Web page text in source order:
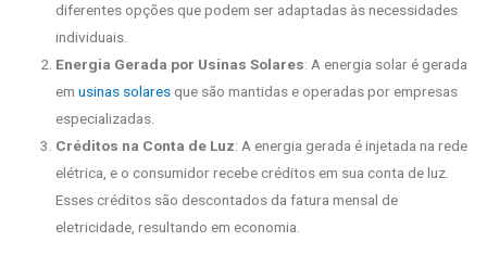
diferentes opções que podem ser adaptadas às necessidades
individuais.
Energia Gerada por Usinas Solares: A energia solar é gerada
emusinas solaresque são mantidas e operadas por empresas
especializadas.
Créditos na Conta de Luz: A energia gerada é injetada na rede
elétrica, e o consumidor recebe créditos em sua conta de luz.
Esses créditos são descontados da fatura mensal de
eletricidade, resultando em economia.